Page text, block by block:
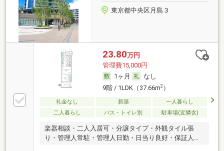
東京都中央区月島３
23.80万円
管理費15,000円
1ヶ月
なし
9階 / 1LDK（37.66m2）
礼金なし 新築
一人暮らし
二人暮らし
バス・トイレ別 駐車場(近隣含)
楽器相談・二人入居可・分譲タイプ・外観タイル張
り・管理人常駐・管理人日勤・日当り良好・保証人不